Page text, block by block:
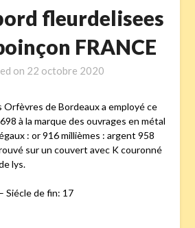
fleurdelisees
FRANCE
on 22 octobre 2020
Orfèvres de Bordeaux a employé ce
à la marque des ouvrages en métal
: or 916 millièmes : argent 958
sur un couvert avec K couronné
lys.
Siécle de fin: 17